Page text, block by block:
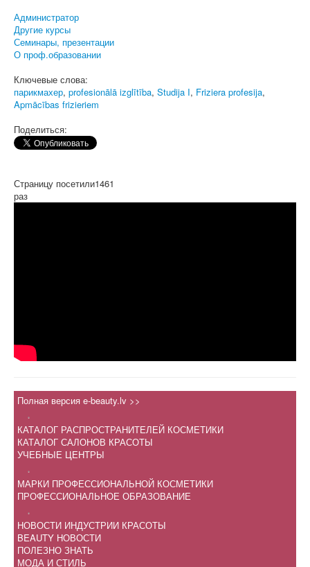
Администратор
Другие курсы
Семинары, презентации
О проф.образовании
Ключевые слова:
парикмахер, profesionālā izglītība, Studija I, Friziera profesija,
Apmācības frizieriem
Поделиться:
Страницу посетили1461
раз
Полная версия e-beauty.lv >>
.
КАТАЛОГ РАСПРОСТРАНИТЕЛЕЙ КОСМЕТИКИ
КАТАЛОГ САЛОНОВ КРАСОТЫ
УЧЕБНЫЕ ЦЕНТРЫ
.
МАРКИ ПРОФЕССИОНАЛЬНОЙ КОСМЕТИКИ
ПРОФЕССИОНАЛЬНОЕ ОБРАЗОВАНИЕ
.
НОВОСТИ ИНДУСТРИИ КРАСОТЫ
BEAUTY НОВОСТИ
ПОЛЕЗНО ЗНАТЬ
МОДА И СТИЛЬ